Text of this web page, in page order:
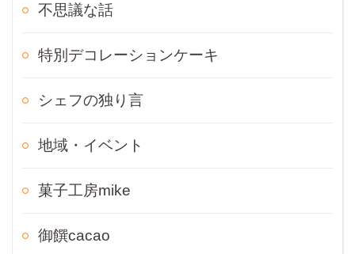
不思議な話
特別デコレーションケーキ
シェフの独り言
地域・イベント
菓子工房mike
御饌cacao